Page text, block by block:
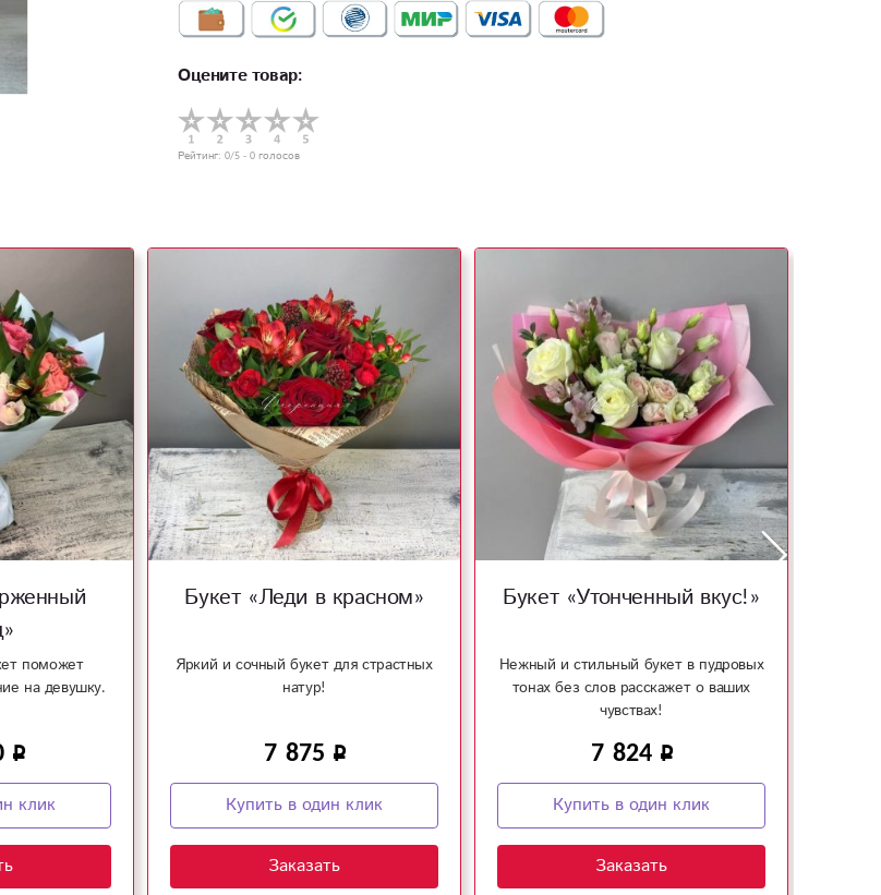
Оцените товар:
Рейтинг: 0/5 - 0 голосов
поможет
на девушку.
клик
Букет «Леди в красном»
Яркий и сочный букет для страстных
натур!
7 875
Купить в один клик
Заказать
Букет «Утонченный вкус!»
Нежный и стильный букет в пудровых
тонах без слов расскажет о ваших
чувствах!
7 824
Купить в один клик
Заказать